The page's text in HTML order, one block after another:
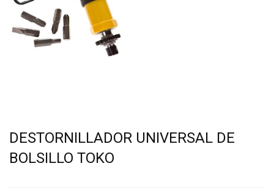
DESTORNILLADOR UNIVERSAL DE
BOLSILLO TOKO